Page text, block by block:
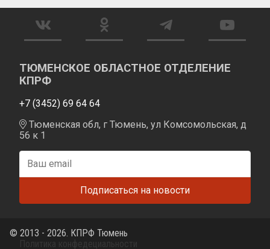
ТЮМЕНСКОЕ ОБЛАСТНОЕ ОТДЕЛЕНИЕ
КПРФ
+7 (3452) 69 64 64
Тюменская обл, г Тюмень, ул Комсомольская, д
56 к 1
© 2013 - 2026. КПРФ Тюмень